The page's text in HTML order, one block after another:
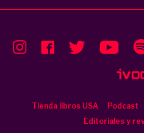
Tienda libros USA Podcast
Editoriales y